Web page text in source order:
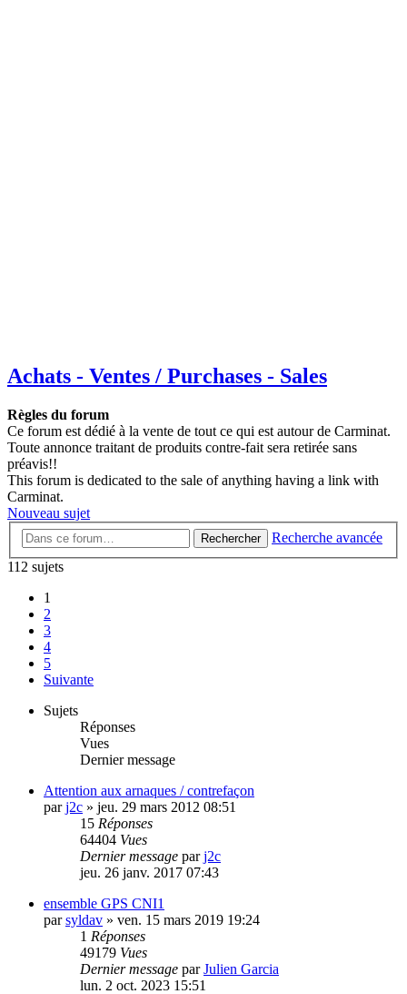
Achats - Ventes / Purchases - Sales
Règles du forum
Ce forum est dédié à la vente de tout ce qui est autour de Carminat.
Toute annonce traitant de produits contre-fait sera retirée sans
préavis!!
This forum is dedicated to the sale of anything having a link with
Carminat.
Nouveau sujet
Rechercher
Recherche avancée
112 sujets
1
2
3
4
5
Suivante
Sujets
Réponses
Vues
Dernier message
Attention aux arnaques / contrefaçon
parj2c » jeu. 29 mars 2012 08:51
15 Réponses
64404 Vues
Dernier message parj2c
jeu. 26 janv. 2017 07:43
ensemble GPS CNI1
parsyldav » ven. 15 mars 2019 19:24
1 Réponses
49179 Vues
Dernier message parJulien Garcia
lun. 2 oct. 2023 15:51